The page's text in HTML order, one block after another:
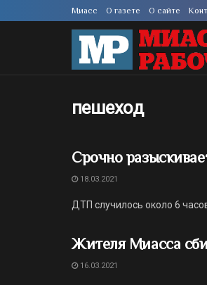
Миасс О газете О сайте
пешеход
Срочно
18.03.2021
ДТП случилось около 6
Жителя Миасса
16.03.2021